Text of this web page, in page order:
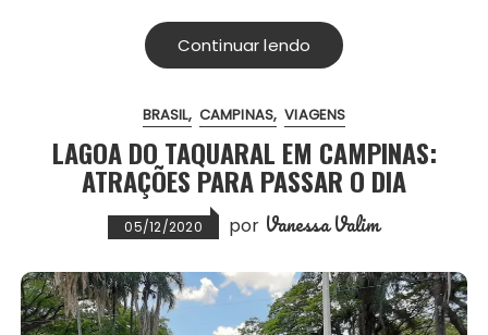
Continuar lendo
BRASIL CAMPINAS VIAGENS
LAGOA DO TAQUARAL EM CAMPINAS:
ATRAÇÕES PARA PASSAR O DIA
05/12/2020 por Vanessa Valim